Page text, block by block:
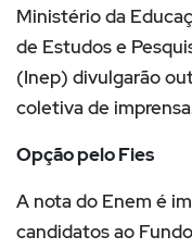
Ministério da
de Estudos e
(Inep) divulgarão
coletiva de
Opção pelo Fies
A nota do Enem é
candidatos ao